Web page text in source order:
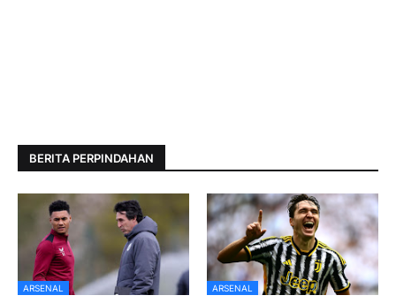
BERITA PERPINDAHAN
ARSENAL ARSENAL